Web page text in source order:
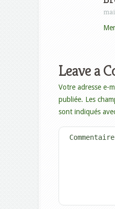
Leave a
Votre adresse e-
publiée. Les
sont indiqués